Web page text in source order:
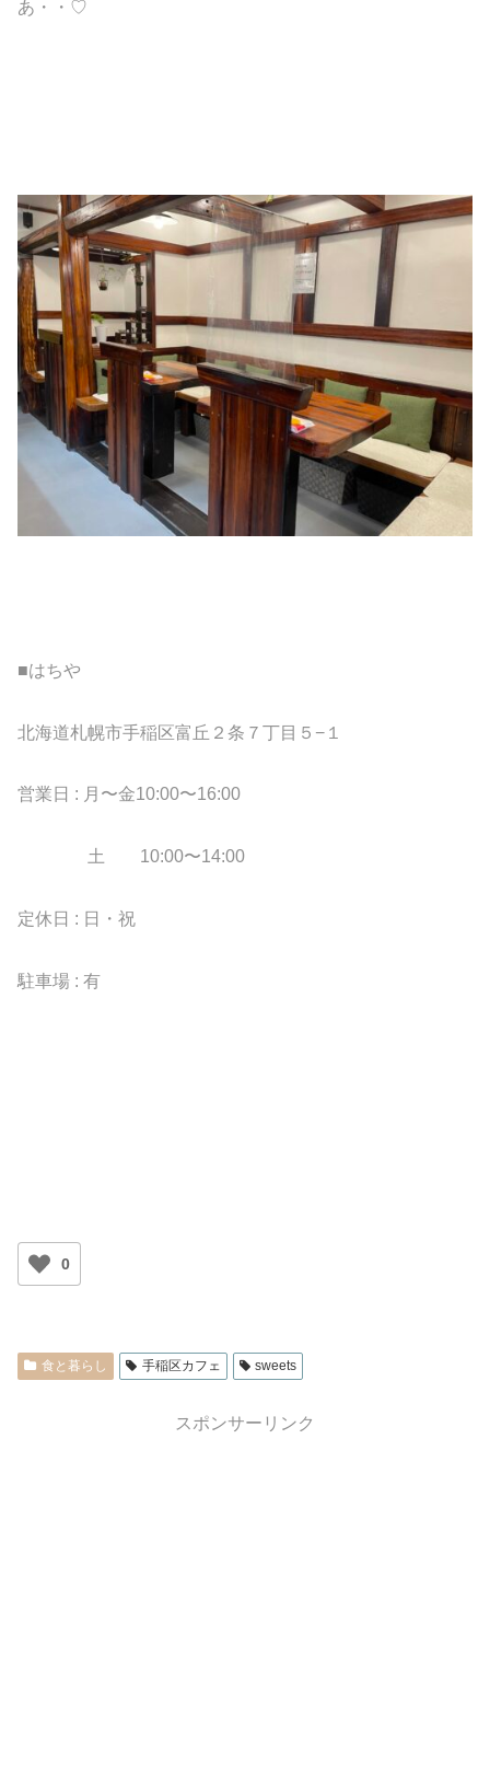
あ・・♡
■はちや
北海道札幌市手稲区富丘２条７丁目５−１
営業日 : 月〜金10:00〜16:00
土 10:00〜14:00
定休日 : 日・祝
駐車場 : 有
0
食と暮らし 手稲区カフェ sweets
スポンサーリンク